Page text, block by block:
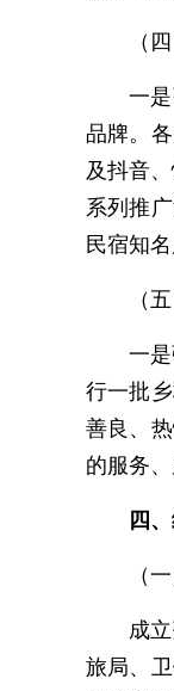
（
一
品牌。
及抖音
系列推
民宿知名
（
一
行一批
善良、
的服务
四
（
成
旅局、